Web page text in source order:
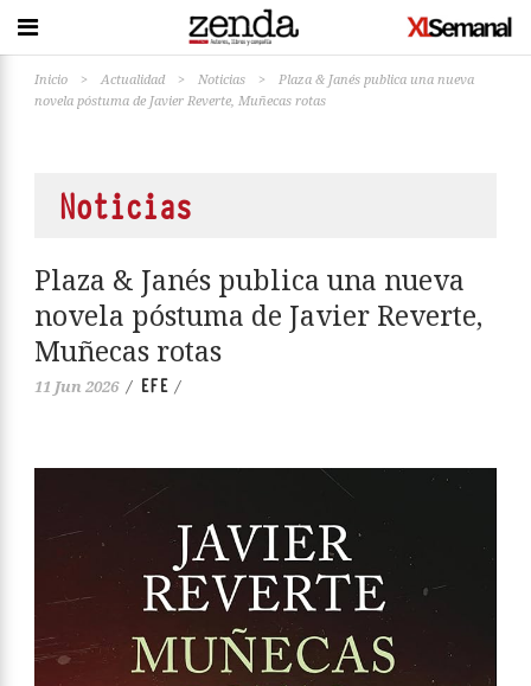
Inicio > Actualidad > Noticias >
Plaza & Janés publica una nueva
novela póstuma de Javier Reverte, Muñecas rotas
Noticias
Plaza & Janés publica una nueva
novela póstuma de Javier Reverte,
Muñecas rotas
11 Jun 2026 / EFE /